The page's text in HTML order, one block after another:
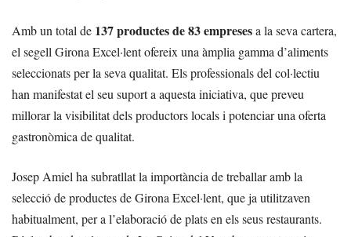
Amb un total de 137 productes de 83 empresesa la seva cartera,
el segell Girona Excel·lent ofereix una àmplia gamma d’aliments
seleccionats per la seva qualitat. Els professionals del col·lectiu
han manifestat el seu suport a aquesta iniciativa, que preveu
millorar la visibilitat dels productors locals i potenciar una oferta
gastronòmica de qualitat.
Josep Amiel ha subratllat la importància de treballar amb la
selecció de productes de Girona Excel·lent, que ja utilitzaven
habitualment, per a l’elaboració de plats en els seus restaurants.